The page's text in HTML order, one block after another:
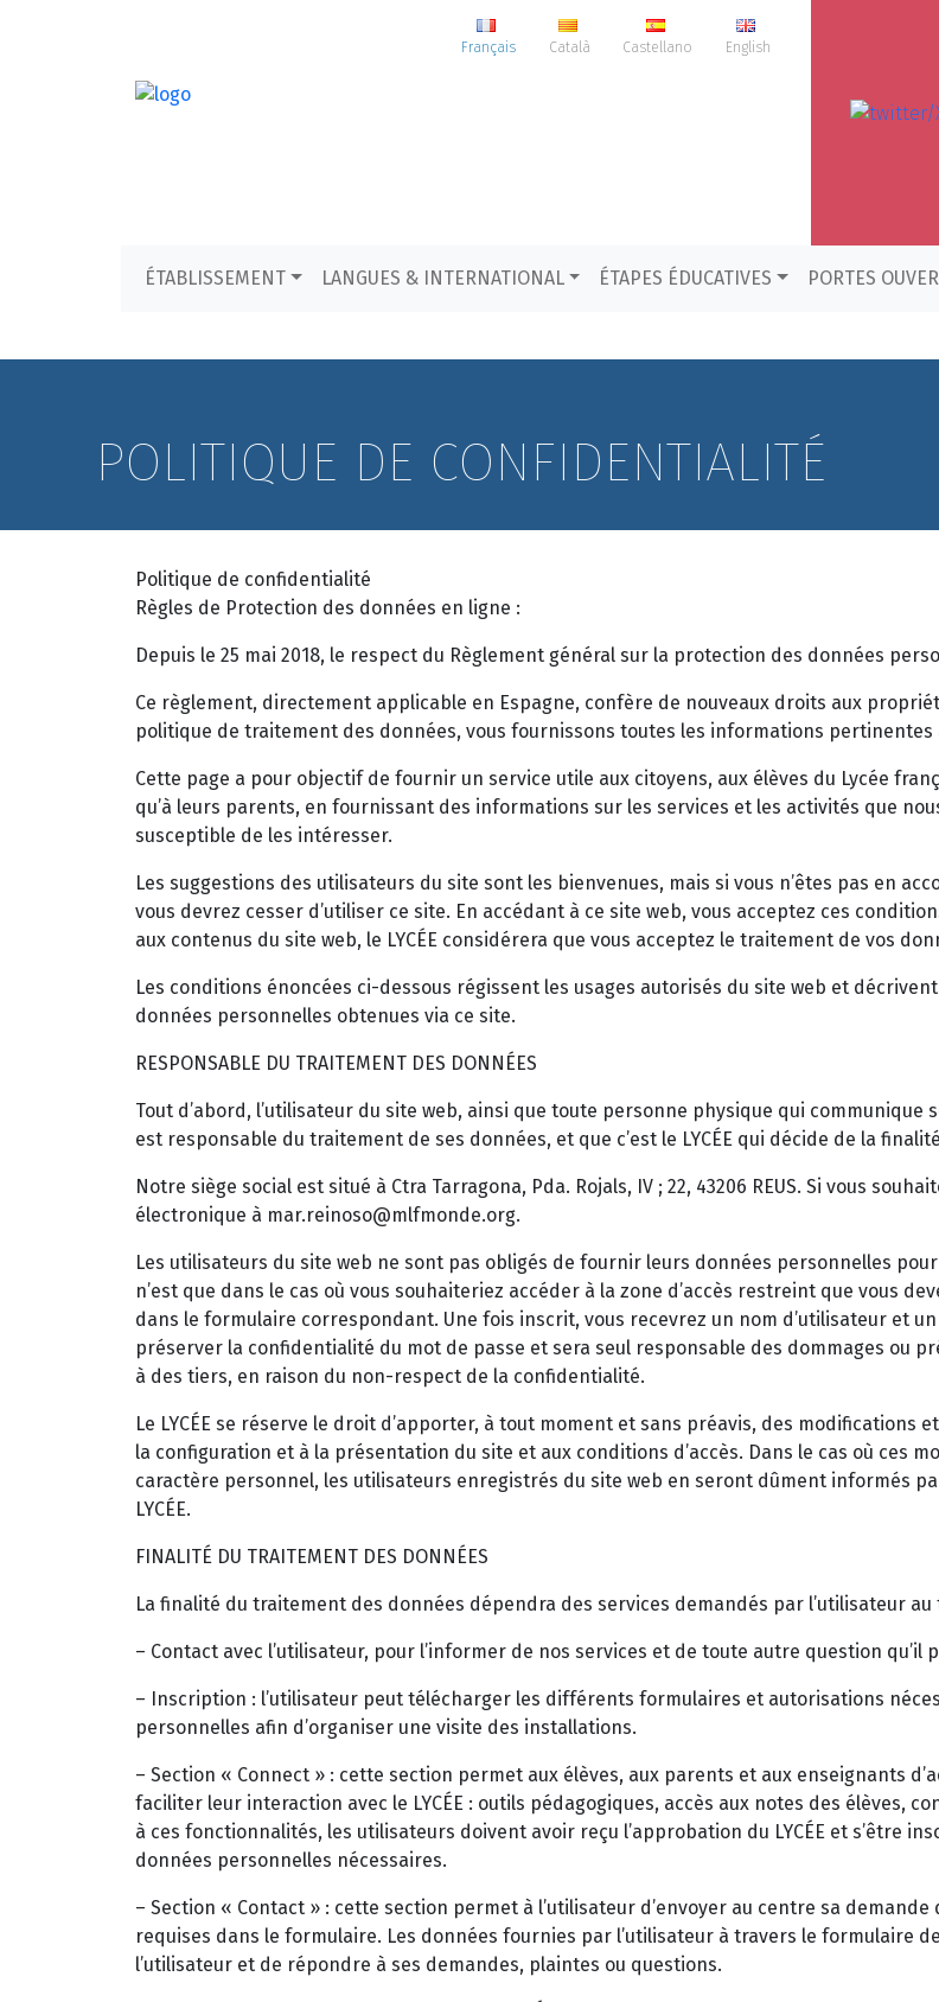
Français Català Castellano English
ÉTABLISSEMENT LANGUES & INTERNATIONAL ÉTAPES ÉDUCATIVES PORTES
POLITIQUE DE CONFIDENTIALITÉ
Politique de confidentialité
Règles de Protection des données en ligne :
Depuis le 25 mai 2018, le respect du Règlement général sur la protection des données
Ce règlement, directement applicable en Espagne, confère de nouveaux droits aux
politique de traitement des données, vous fournissons toutes les informations
Cette page a pour objectif de fournir un service utile aux citoyens, aux élèves du Lycée
qu’à leurs parents, en fournissant des informations sur les services et les activités que
susceptible de les intéresser.
Les suggestions des utilisateurs du site sont les bienvenues, mais si vous n’êtes pas en
vous devrez cesser d’utiliser ce site. En accédant à ce site web, vous acceptez ces
aux contenus du site web, le LYCÉE considérera que vous acceptez le traitement de vos
Les conditions énoncées ci-dessous régissent les usages autorisés du site web et
données personnelles obtenues via ce site.
RESPONSABLE DU TRAITEMENT DES DONNÉES
Tout d’abord, l’utilisateur du site web, ainsi que toute personne physique qui communique
est responsable du traitement de ses données, et que c’est le LYCÉE qui décide de la
Notre siège social est situé à Ctra Tarragona, Pda. Rojals, IV ; 22, 43206 REUS. Si vous
électronique à mar.reinoso@mlfmonde.org.
Les utilisateurs du site web ne sont pas obligés de fournir leurs données personnelles
n’est que dans le cas où vous souhaiteriez accéder à la zone d’accès restreint que vous
dans le formulaire correspondant. Une fois inscrit, vous recevrez un nom d’utilisateur et
préserver la confidentialité du mot de passe et sera seul responsable des dommages ou
à des tiers, en raison du non-respect de la confidentialité.
Le LYCÉE se réserve le droit d’apporter, à tout moment et sans préavis, des
la configuration et à la présentation du site et aux conditions d’accès. Dans le cas où ces
caractère personnel, les utilisateurs enregistrés du site web en seront dûment informés
LYCÉE.
FINALITÉ DU TRAITEMENT DES DONNÉES
La finalité du traitement des données dépendra des services demandés par l’utilisateur
– Contact avec l’utilisateur, pour l’informer de nos services et de toute autre question qu’il
– Inscription : l’utilisateur peut télécharger les différents formulaires et autorisations
personnelles afin d’organiser une visite des installations.
– Section « Connect » : cette section permet aux élèves, aux parents et aux enseignants
faciliter leur interaction avec le LYCÉE : outils pédagogiques, accès aux notes des élèves,
à ces fonctionnalités, les utilisateurs doivent avoir reçu l’approbation du LYCÉE et s’être
données personnelles nécessaires.
– Section « Contact » : cette section permet à l’utilisateur d’envoyer au centre sa
requises dans le formulaire. Les données fournies par l’utilisateur à travers le formulaire
l’utilisateur et de répondre à ses demandes, plaintes ou questions.